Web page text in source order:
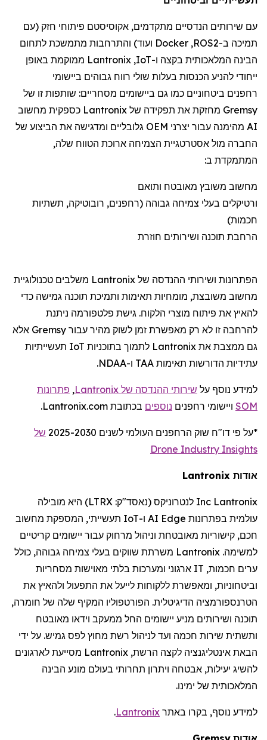
עם שירותים הנדסיים מתקדמים, אקוסיסטם פיתוחי חזק (עם
תמיכה ב-ROS2
,
Docker ועוד) והתרחבות מתמשכת לתחום
הבינה המלאכותית בקצה ו-IoT
,
Lantronix ממוקמת באופן
ייחודי להניע הכנסות בעלות שולי רווח גבוהים ביישומי
רחפנים ביטחוניים כמו גם ביישומים מסחריים: שותפות זו של
Gremsy מחזקת את תפקידה של Lantronix כספקית מחשוב
AI מהימנה עבור יצרני OEM גלובליים ומדגישה את הביצוע של
החברה מול אסטרטגיית הצמיחה ארוכת הטווח שלה,
המתמקדת ב:
מחשוב משובץ מאובטח ותואם
ורטיקלים בעלי צמיחה גבוהה (רחפנים, רובוטיקה, תשתיות
חכמות)
הרחבת תוכנה ושירותים חוזרת
הפתרונות ושירותי ההנדסה של Lantronix משלבים טכנולוגיית
מחשוב משובצת, מומחיות תאימות ותמיכת תוכנה גמישה כדי
להאיץ את פיתוח מוצרי הלקוח. גישת פלטפורמה ניתנת
להרחבה זו לא רק מאפשרת זמן לשוק מהיר עבור Gremsy אלא
גם ממצבת את Lantronix לתמוך בתוכניות IoT תעשייתיות
עתידיות הדורשות תאימות TAA ו-NDAA.
למידע נוסף על שירותי ההנדסה של Lantronix
, פתרונות
SOM ויישומי רחפנים נוספים בכתובת Lantronix.com.
*על פי דו"ח שוק הרחפנים העולמי לשנים 2025-2030
של
Drone Industry Insights
אודות Lantronix
Lantronix
Inc לנטרוניקס (נאסד"ק: LTRX) היא מובילה
עולמית בפתרונות Edge
AI ו-IoT תעשייתי, המספקת מחשוב
חכם, קישוריות מאובטחת וניהול מרחוק עבור יישומים קריטיים
למשימה. Lantronix משרתת שווקים בעלי צמיחה גבוהה, כולל
ערים חכמות, IT ארגוני ומערכות בלתי מאוישות מסחריות
וביטחוניות, ומאפשרת ללקוחות לייעל את התפעול ולהאיץ את
הטרנספורמציה הדיגיטלית. הפורטפוליו המקיף שלה של חומרה,
תוכנה ושירותים מניע יישומים החל ממעקב וידאו מאובטח
ותשתית שירות חכמה ועד לניהול רשת מחוץ לפס גמיש. על ידי
הבאת אינטליגנציה לקצה הרשת, Lantronix מסייעת לארגונים
להשיג יעילות, אבטחה ויתרון תחרותי בעולם מונע הבינה
המלאכותית של ימינו.
למידע נוסף, בקרו באתר Lantronix
.